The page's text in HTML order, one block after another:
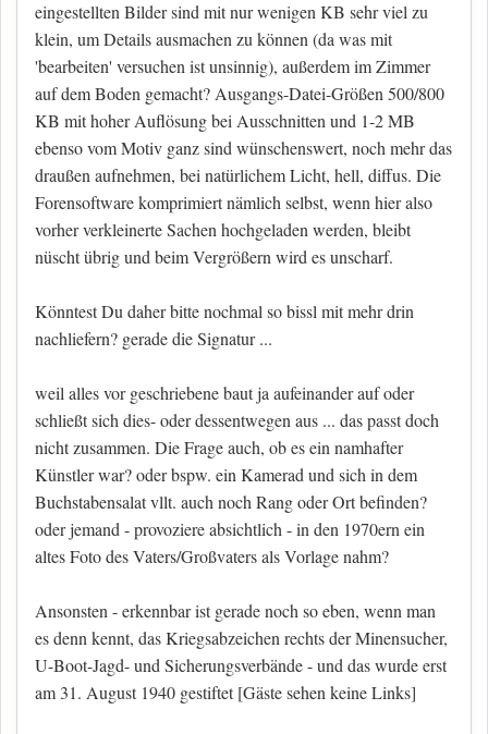
eingestellten Bilder sind mit nur wenigen KB sehr viel zu
klein, um Details ausmachen zu können (da was mit
'bearbeiten' versuchen ist unsinnig), außerdem im Zimmer
auf dem Boden gemacht? Ausgangs-Datei-Größen 500/800
KB mit hoher Auflösung bei Ausschnitten und 1-2 MB
ebenso vom Motiv ganz sind wünschenswert, noch mehr das
draußen aufnehmen, bei natürlichem Licht, hell, diffus. Die
Forensoftware komprimiert nämlich selbst, wenn hier also
vorher verkleinerte Sachen hochgeladen werden, bleibt
nüscht übrig und beim Vergrößern wird es unscharf.
Könntest Du daher bitte nochmal so bissl mit mehr drin
nachliefern? gerade die Signatur ...
weil alles vor geschriebene baut ja aufeinander auf oder
schließt sich dies- oder dessentwegen aus ... das passt doch
nicht zusammen. Die Frage auch, ob es ein namhafter
Künstler war? oder bspw. ein Kamerad und sich in dem
Buchstabensalat vllt. auch noch Rang oder Ort befinden?
oder jemand - provoziere absichtlich - in den 1970ern ein
altes Foto des Vaters/Großvaters als Vorlage nahm?
Ansonsten - erkennbar ist gerade noch so eben, wenn man
es denn kennt, das Kriegsabzeichen rechts der Minensucher,
U-Boot-Jagd- und Sicherungsverbände - und das wurde erst
am 31. August 1940 gestiftet[Gäste sehen keine Links]